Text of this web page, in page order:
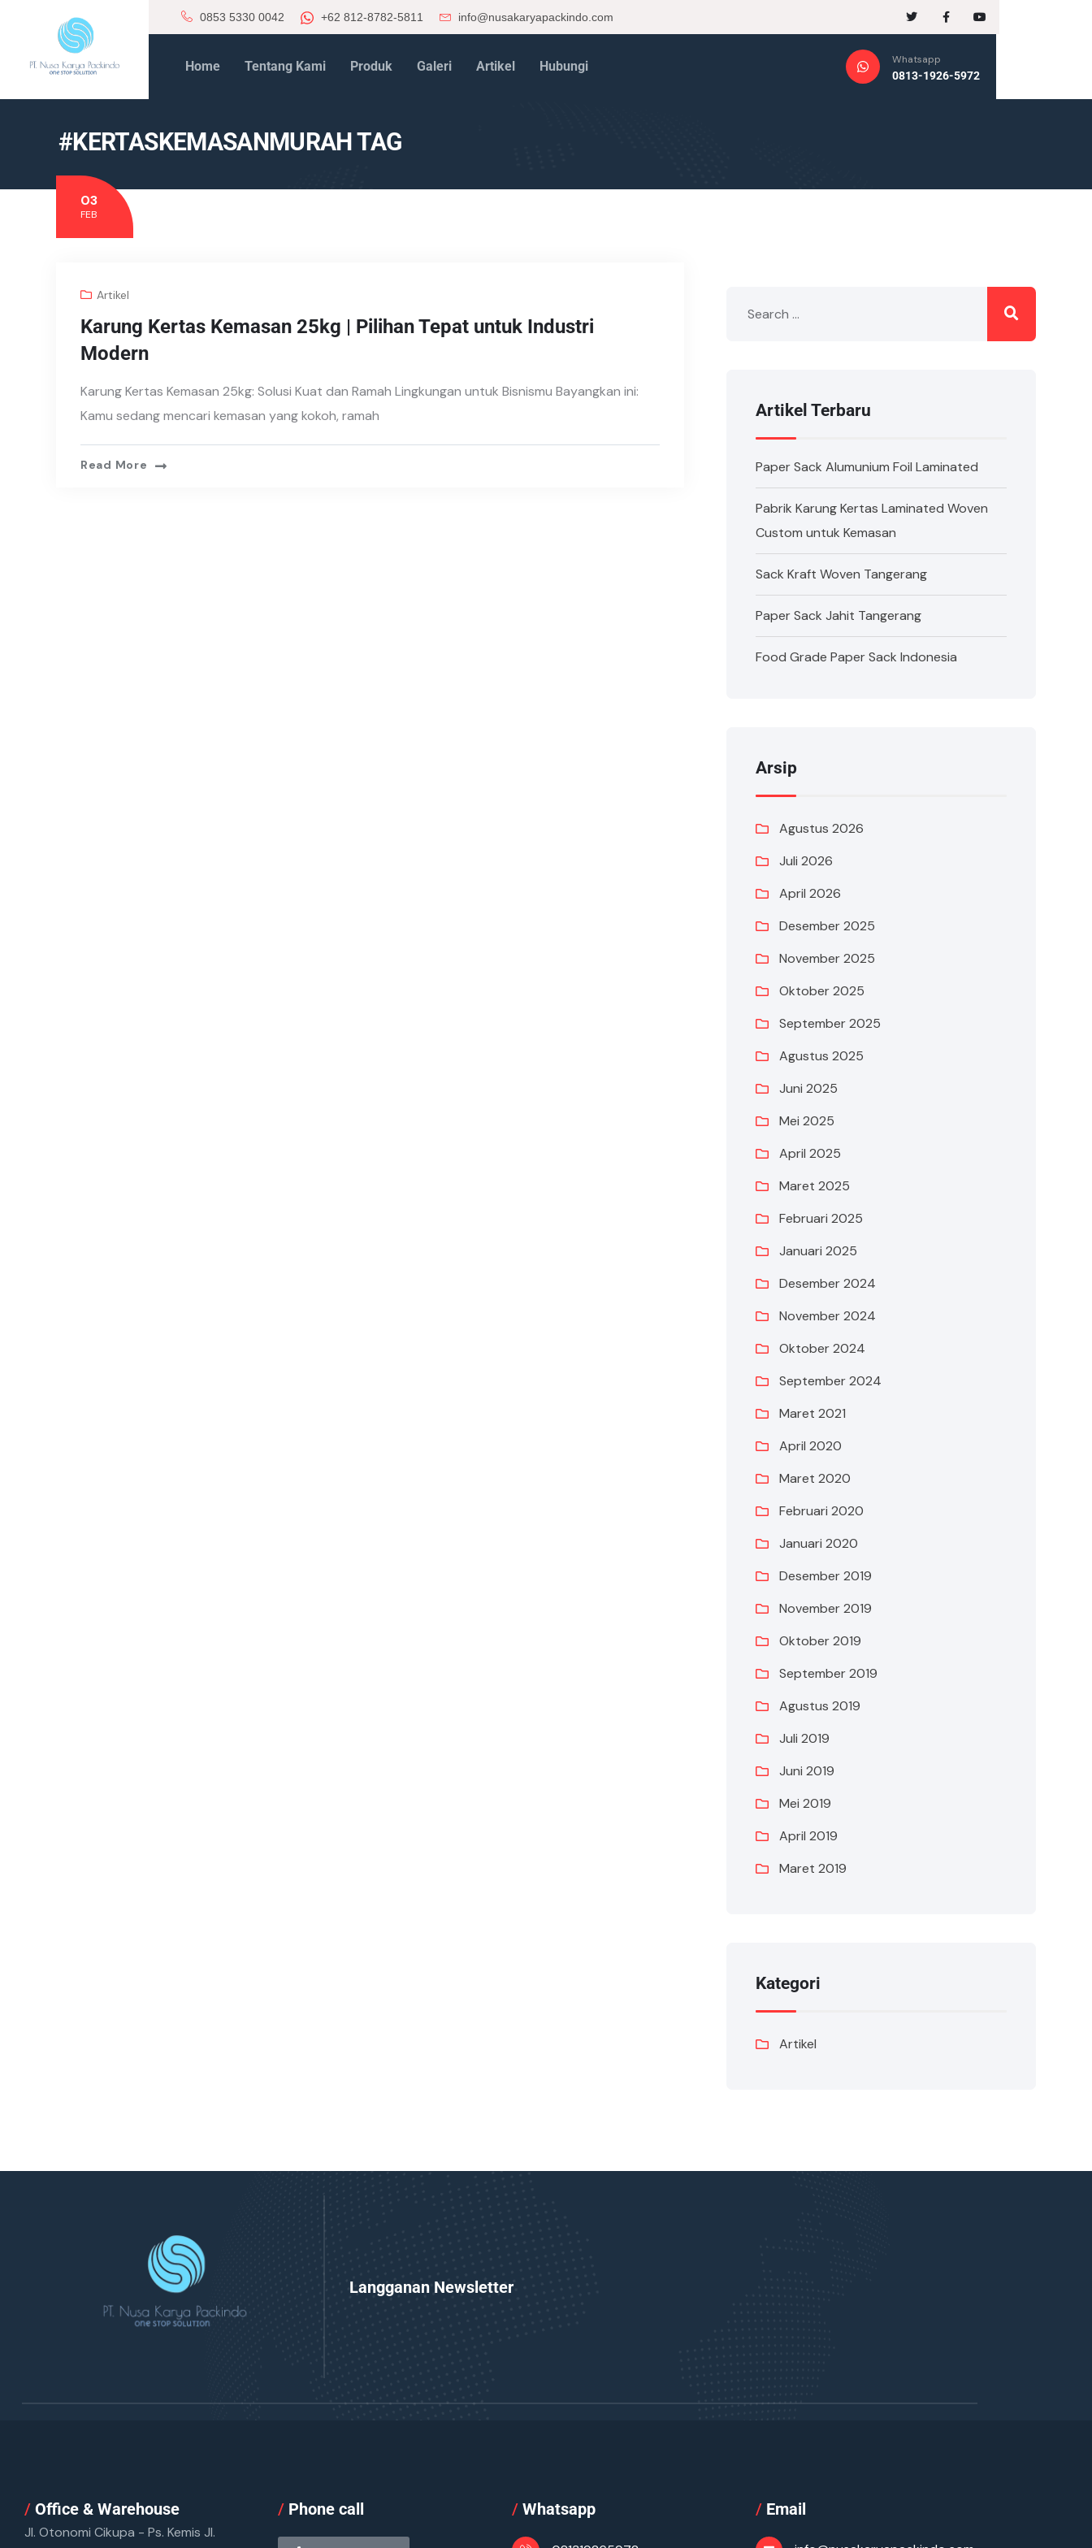
0853 5330 0042 +62 812-8782-5811 info@nusakaryapackindo.com
Home Tentang Kami Produk Galeri Artikel Hubungi
Whatsapp
0813-1926-5972
#KERTASKEMASANMURAH TAG
03
FEB
Artikel
Karung Kertas Kemasan 25kg | Pilihan Tepat untuk Industri
Modern
Karung Kertas Kemasan 25kg: Solusi Kuat dan Ramah Lingkungan untuk Bisnismu Bayangkan ini:
Kamu sedang mencari kemasan yang kokoh, ramah
Read More
Artikel Terbaru
Paper Sack Alumunium Foil Laminated
Pabrik Karung Kertas Laminated Woven
Custom untuk Kemasan
Sack Kraft Woven Tangerang
Paper Sack Jahit Tangerang
Food Grade Paper Sack Indonesia
Arsip
Agustus 2026
Juli 2026
April 2026
Desember 2025
November 2025
Oktober 2025
September 2025
Agustus 2025
Juni 2025
Mei 2025
April 2025
Maret 2025
Februari 2025
Januari 2025
Desember 2024
November 2024
Oktober 2024
September 2024
Maret 2021
April 2020
Maret 2020
Februari 2020
Januari 2020
Desember 2019
November 2019
Oktober 2019
September 2019
Agustus 2019
Juli 2019
Juni 2019
Mei 2019
April 2019
Maret 2019
Kategori
Artikel
Langganan Newsletter
/ Office & Warehouse
Jl. Otonomi Cikupa - Ps. Kemis Jl.
/ Phone call /Whatsapp /Email